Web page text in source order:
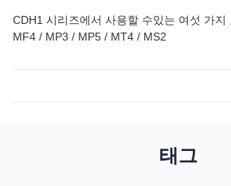
CDH1 시리즈에서 사용할 수있는 여섯 가
MF4 / MP3 / MP5 / MT4 / MS2
태그